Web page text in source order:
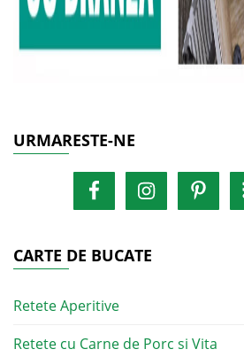
URMARESTE-NE
CARTE DE BUCATE
Retete Aperitive
Retete cu Carne de Porc si Vita